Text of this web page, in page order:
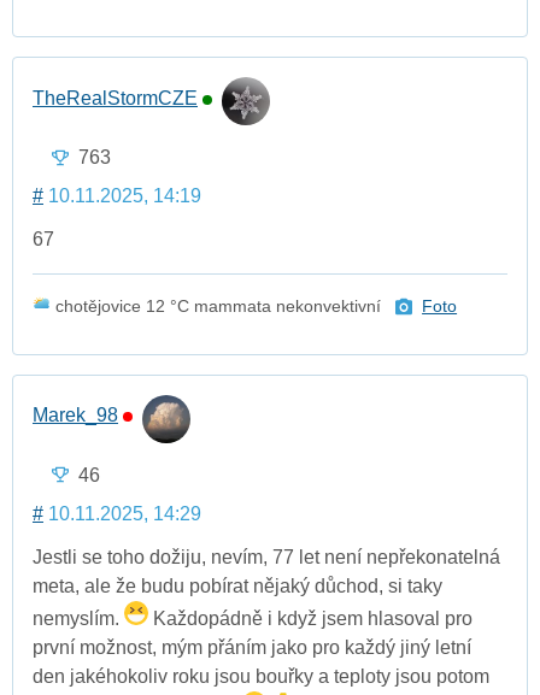
TheRealStormCZE
763
# 10.11.2025, 14:19
67
chotějovice 12 °C mammata nekonvektivní Foto
Marek_98
46
# 10.11.2025, 14:29
Jestli se toho dožiju, nevím, 77 let není nepřekonatelná
meta, ale že budu pobírat nějaký důchod, si taky
nemyslím.
Každopádně i když jsem hlasoval pro
první možnost, mým přáním jako pro každý jiný letní
den jakéhokoliv roku jsou bouřky a teploty jsou potom